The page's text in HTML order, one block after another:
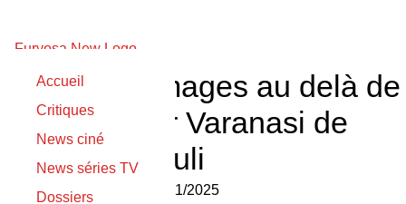
Accueil
Critiques
News ciné
News séries TV
Dossiers
Premières images au delà de
l’épique pour Varanasi de
S.S. Rajamouli
Nicolas Gilli 16/11/2025